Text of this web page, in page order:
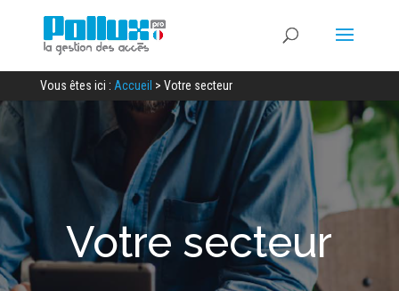
Vous êtes ici : Accueil > Votre secteur
Votre secteur